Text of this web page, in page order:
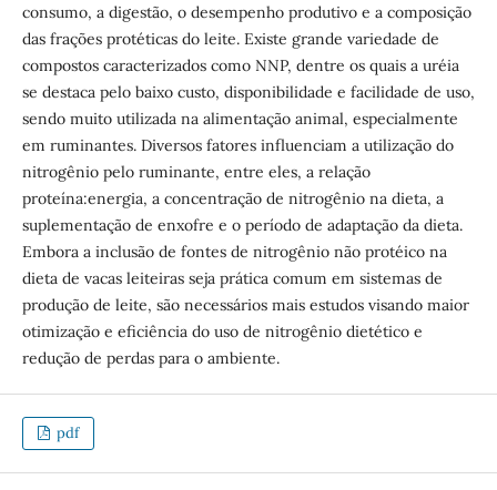
consumo, a digestão, o desempenho produtivo e a composição
das frações protéticas do leite. Existe grande variedade de
compostos caracterizados como NNP, dentre os quais a uréia
se destaca pelo baixo custo, disponibilidade e facilidade de uso,
sendo muito utilizada na alimentação animal, especialmente
em ruminantes. Diversos fatores influenciam a utilização do
nitrogênio pelo ruminante, entre eles, a relação
proteína:energia, a concentração de nitrogênio na dieta, a
suplementação de enxofre e o período de adaptação da dieta.
Embora a inclusão de fontes de nitrogênio não protéico na
dieta de vacas leiteiras seja prática comum em sistemas de
produção de leite, são necessários mais estudos visando maior
otimização e eficiência do uso de nitrogênio dietético e
redução de perdas para o ambiente.
pdf